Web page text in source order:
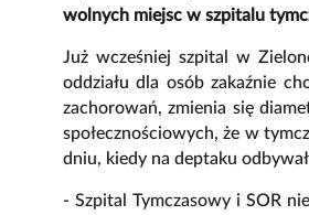
wolnych miejsc w szpitalu
Już wcześniej szpital w
oddziału dla osób zakaźnie
zachorowań, zmienia się
społecznościowych, że w
dniu, kiedy na deptaku
- Szpital Tymczasowy i SOR